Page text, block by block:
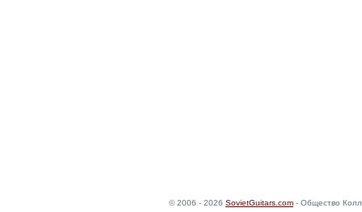
© 2006 - 2026 SovietGuitars.com - Общество